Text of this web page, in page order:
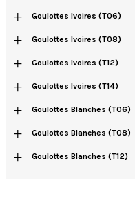
+ Goulottes Ivoires (T06)
+ Goulottes Ivoires (T08)
+ Goulottes Ivoires (T12)
+ Goulottes Ivoires (T14)
+ Goulottes Blanches (T06)
+ Goulottes Blanches (T08)
+ Goulottes Blanches (T12)